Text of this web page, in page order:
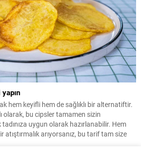
hem keyifli hem de sağlıklı bir alternatiftir.
olarak, bu cipsler tamamen sizin
uygun olarak hazırlanabilir. Hem
atıştırmalık arıyorsanız, bu tarif tam size